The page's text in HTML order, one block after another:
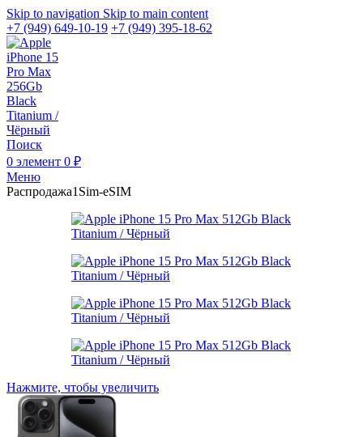
Skip to navigation Skip to main content
+7 (949) 649-10-19 +7 (949) 395-18-62
Поиск
0 элемент 0 ₽
Меню
Распродажа1Sim-eSIM
Нажмите, чтобы увеличить